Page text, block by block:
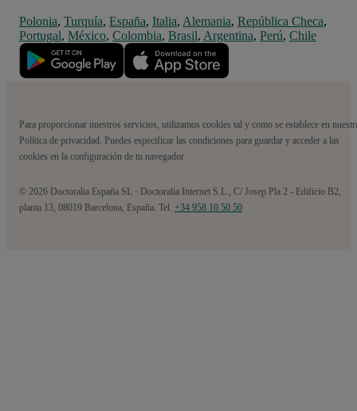
Polonia, Turquía, España, Italia, Alemania, República Checa,
Portugal, México, Colombia, Brasil, Argentina, Perú, Chile
Para proporcionar nuestros servicios, utilizamos cookies tal y como se establece en
Política de privacidad. Puedes especificar las condiciones para guardar y acceder a las
cookies en la configuración de tu navegador
© 2026 Doctoralia España SL · Doctoralia Internet S.L., C/ Josep Pla 2 - Edificio B2,
planta 13, 08019 Barcelona, España. Tel. +34 958 10 50 50